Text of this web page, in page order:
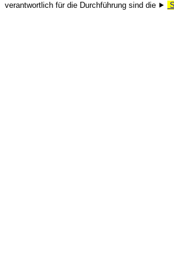
verantwortlich für die Durchführung sind die ⯈